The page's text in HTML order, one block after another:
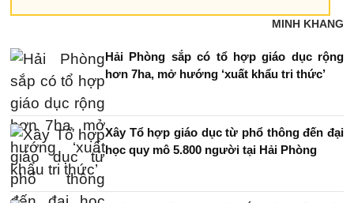
MINH KHANG
Hải Phòng sắp có tổ hợp giáo dục rộng
hơn 7ha, mở hướng ‘xuất khẩu tri thức’
Xây Tổ hợp giáo dục từ phổ thông đến đại
học quy mô 5.800 người tại Hải Phòng